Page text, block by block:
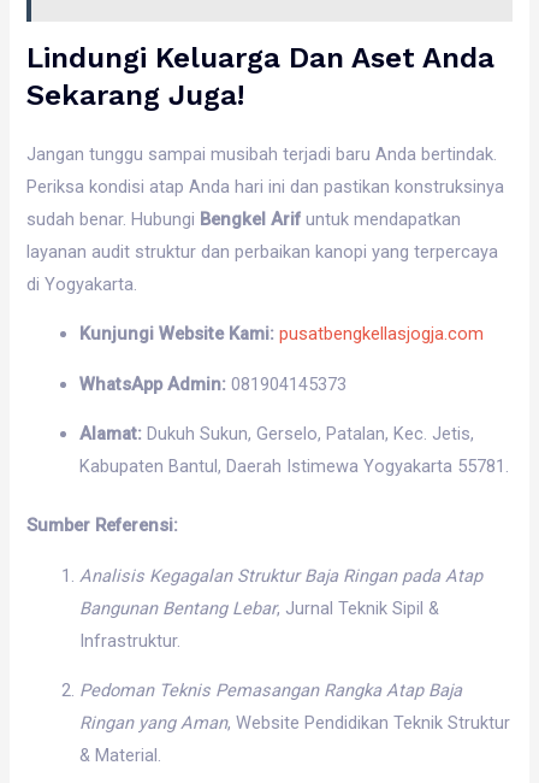
Lindungi Keluarga Dan Aset Anda
Sekarang Juga!
Jangan tunggu sampai musibah terjadi baru Anda bertindak.
Periksa kondisi atap Anda hari ini dan pastikan konstruksinya
sudah benar. Hubungi Bengkel Arif untuk mendapatkan
layanan audit struktur dan perbaikan kanopi yang terpercaya
di Yogyakarta.
Kunjungi Website Kami: pusatbengkellasjogja.com
WhatsApp Admin: 081904145373
Alamat: Dukuh Sukun, Gerselo, Patalan, Kec. Jetis,
Kabupaten Bantul, Daerah Istimewa Yogyakarta 55781.
Sumber Referensi:
Analisis Kegagalan Struktur Baja Ringan pada Atap
Bangunan Bentang Lebar, Jurnal Teknik Sipil &
Infrastruktur.
Pedoman Teknis Pemasangan Rangka Atap Baja
Ringan yang Aman, Website Pendidikan Teknik Struktur
& Material.